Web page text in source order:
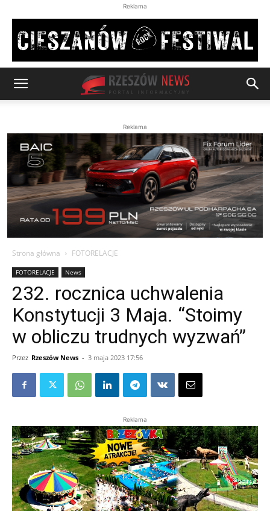
Reklama
Reklama
Strona główna FOTORELACJE
FOTORELACJE News
232. rocznica uchwalenia
Konstytucji 3 Maja. “Stoimy
w obliczu trudnych wyzwań”
Przez Rzeszów News - 3 maja 2023 17:56
Reklama